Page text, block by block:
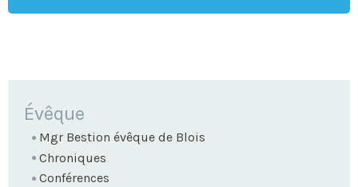
NAVIGATION
Évêque
Mgr Bestion évêque de Blois
Chroniques
Conférences